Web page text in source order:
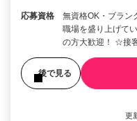
応募資格
無資格OK・ブラ
職場を盛り上げて
の方大歓迎！ ☆接
後で見る
更